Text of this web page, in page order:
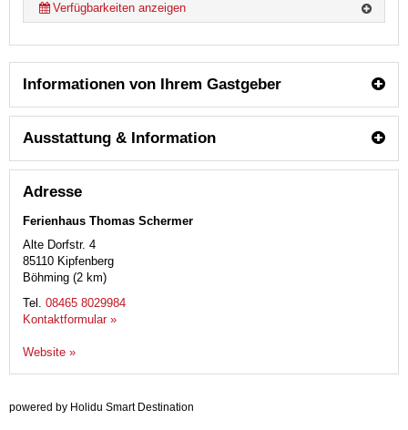
Verfügbarkeiten anzeigen
Informationen von Ihrem Gastgeber
Ausstattung & Information
Adresse
Ferienhaus Thomas Schermer
Alte Dorfstr. 4
85110 Kipfenberg
Böhming (2 km)
Tel. 08465 8029984
Kontaktformular »
Website »
powered by Holidu Smart Destination